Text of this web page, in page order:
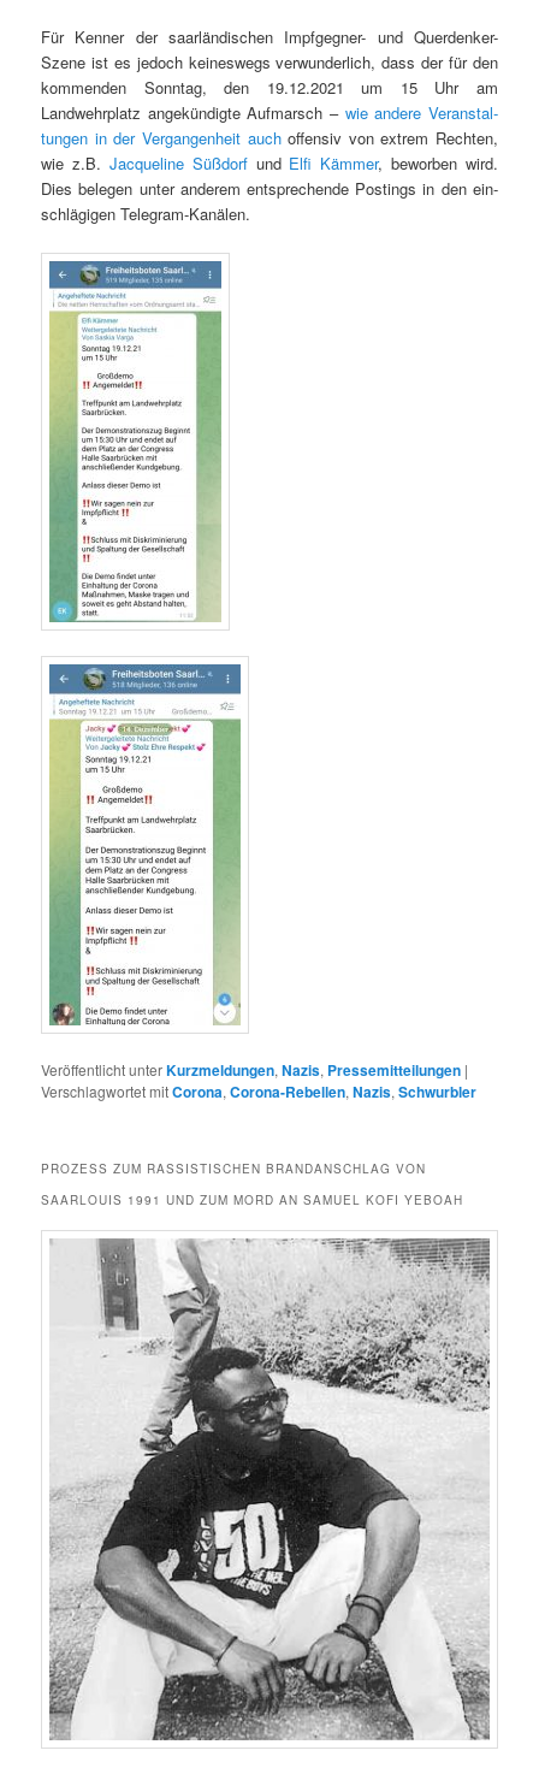
Für Ken­ner der saar­ländis­chen Impfgeg­n­er- und Quer­denker-
Szene ist es jedoch keineswegs ver­wun­der­lich, dass der für den
kom­menden Son­ntag, den 19.12.2021 um 15 Uhr am
Landwehrplatz angekündigte Auf­marsch – wie andere Ver­anstal­
tun­gen in der Ver­gan­gen­heit auchoffen­siv von extrem Recht­en,
wie z.B. Jacque­line Süß­dorf und Elfi Käm­mer, bewor­ben wird.
Dies bele­gen unter anderem entsprechende Post­ings in den ein­
schlägi­gen Telegram-Kanälen.
Veröffentlicht unterKurzmeldungen,Nazis, Pressemitteilungen |
Verschlagwortet mitCorona,Corona-Rebellen,Nazis,Schwurbler
PROZESS ZUM RASSISTISCHEN BRANDANSCHLAG VON
SAARLOUIS 1991 UND ZUM MORD AN SAMUEL KOFI YEBOAH